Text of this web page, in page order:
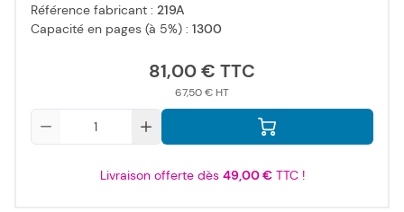
Référence fabricant : 219A
Capacité en pages (à 5%) : 1300
81,00 €
67,50 €
Livraison offerte dès 49,00 €TTC !